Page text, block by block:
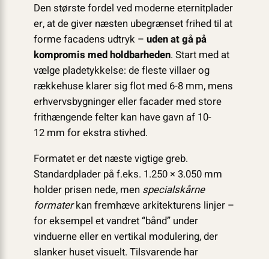
Den største fordel ved moderne eternitplader
er, at de giver næsten ubegrænset frihed til at
forme facadens udtryk – uden at gå på
kompromis med holdbarheden. Start med at
vælge pladetykkelse: de fleste villaer og
rækkehuse klarer sig flot med 6-8 mm, mens
erhvervsbygninger eller facader med store
frithængende felter kan have gavn af 10-
12 mm for ekstra stivhed.
Formatet er det næste vigtige greb.
Standardplader på f.eks. 1.250 × 3.050 mm
holder prisen nede, men specialskårne
formaterkan fremhæve arkitekturens linjer –
for eksempel et vandret “bånd” under
vinduerne eller en vertikal modulering, der
slanker huset visuelt. Tilsvarende har